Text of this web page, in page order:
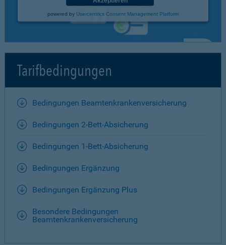
powered by Usercentrics Consent Management Platform
Tarifbedingungen
Bedingungen Beamtenkrankenversicherung
Bedingungen 2-Bett-Absicherung
Bedingungen 1-Bett-Absicherung
Bedingungen Ergänzung
Bedingungen Ergänzung Plus
Besondere Bedingungen
Beamtenkrankenversicherung